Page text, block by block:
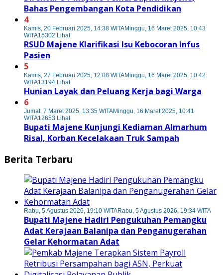
Bahas Pengembangan Kota Pendidikan
4
Kamis, 20 Februari 2025, 14:38 WITAMinggu, 16 Maret 2025, 10:43
WITA15302 Lihat
RSUD Majene Klarifikasi Isu Kebocoran Infus
Pasien
5
Kamis, 27 Februari 2025, 12:08 WITAMinggu, 16 Maret 2025, 10:42
WITA13194 Lihat
Hunian Layak dan Peluang Kerja bagi Warga
6
Jumat, 7 Maret 2025, 13:35 WITAMinggu, 16 Maret 2025, 10:41
WITA12653 Lihat
Bupati Majene Kunjungi Kediaman Almarhum
Risal, Korban Kecelakaan Truk Sampah
Berita Terbaru
Rabu, 5 Agustus 2026, 19:10 WITARabu, 5 Agustus 2026, 19:34 WITA
Bupati Majene Hadiri Pengukuhan Pemangku
Adat Kerajaan Balanipa dan Penganugerahan
Gelar Kehormatan Adat